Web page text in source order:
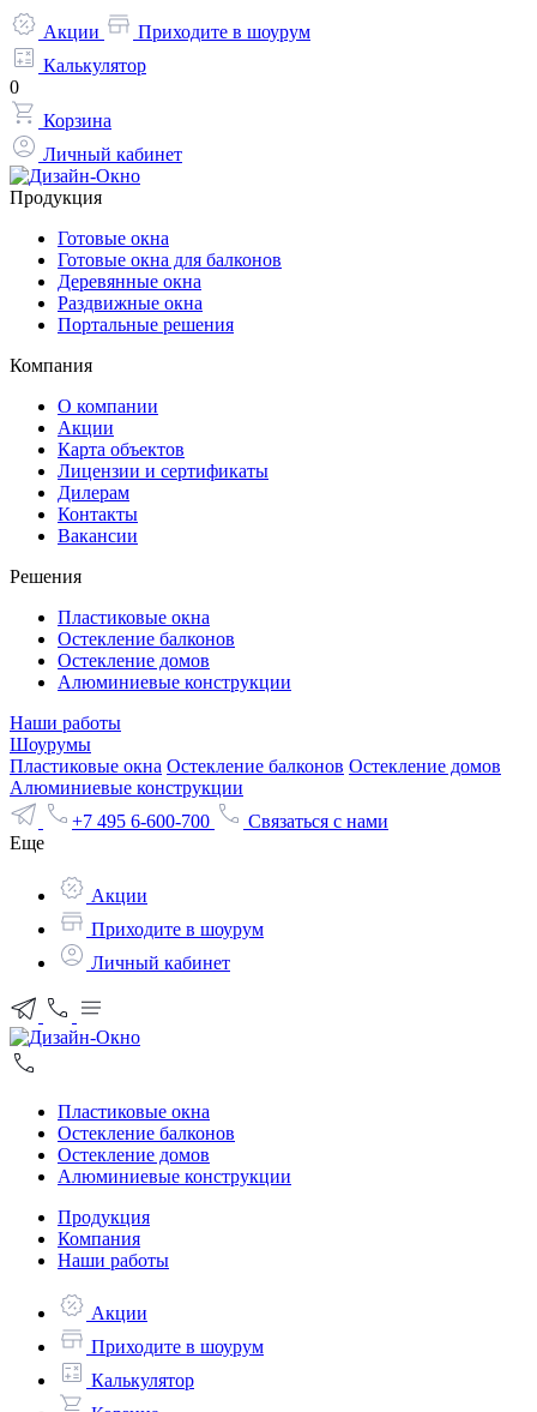
Акции
Приходите в шоурум
Калькулятор
0
Корзина
Личный кабинет
Продукция
Готовые окна
Готовые окна для балконов
Деревянные окна
Раздвижные окна
Портальные решения
Компания
О компании
Акции
Карта объектов
Лицензии и сертификаты
Дилерам
Контакты
Вакансии
Решения
Пластиковые окна
Остекление балконов
Остекление домов
Алюминиевые конструкции
Наши работы
Шоурумы
Пластиковые окна Остекление балконов Остекление домов
Алюминиевые конструкции
+7 495 6-600-700
Связаться с нами
Еще
Акции
Приходите в шоурум
Личный кабинет
Пластиковые окна
Остекление балконов
Остекление домов
Алюминиевые конструкции
Продукция
Компания
Наши работы
Акции
Приходите в шоурум
Калькулятор